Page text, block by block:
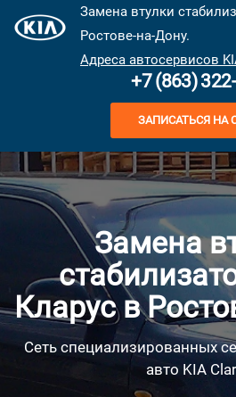
Замена втулки
Ростове-на-Дону.
Адреса автосервисов
+7 (863)
ЗАПИСАТЬСЯ НА
Замена
Кларус в
Сеть специализированных
авто KIA